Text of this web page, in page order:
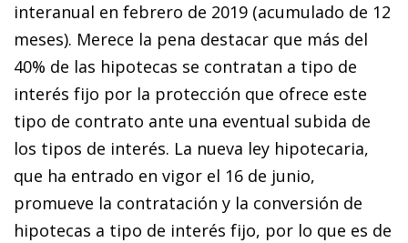
interanual en febrero de 2019 (acumulado de 12
meses). Merece la pena destacar que más del
40% de las hipotecas se contratan a tipo de
interés fijo por la protección que ofrece este
tipo de contrato ante una eventual subida de
los tipos de interés. La nueva ley hipotecaria,
que ha entrado en vigor el 16 de junio,
promueve la contratación y la conversión de
hipotecas a tipo de interés fijo, por lo que es de